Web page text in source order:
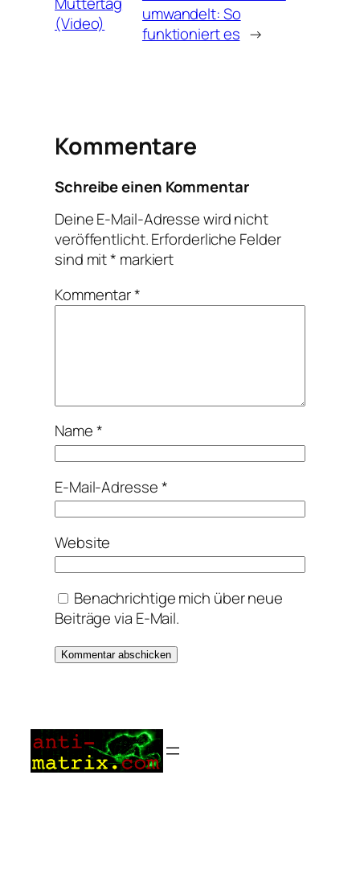
(Video)
umwandelt: So
funktioniert es →
Kommentare
Schreibe einen Kommentar
Deine E-Mail-Adresse wird nicht
veröffentlicht.Erforderliche Felder
sind mit* markiert
Kommentar*
Name*
E-Mail-Adresse*
Website
Benachrichtige mich über neue
Beiträge via E-Mail.